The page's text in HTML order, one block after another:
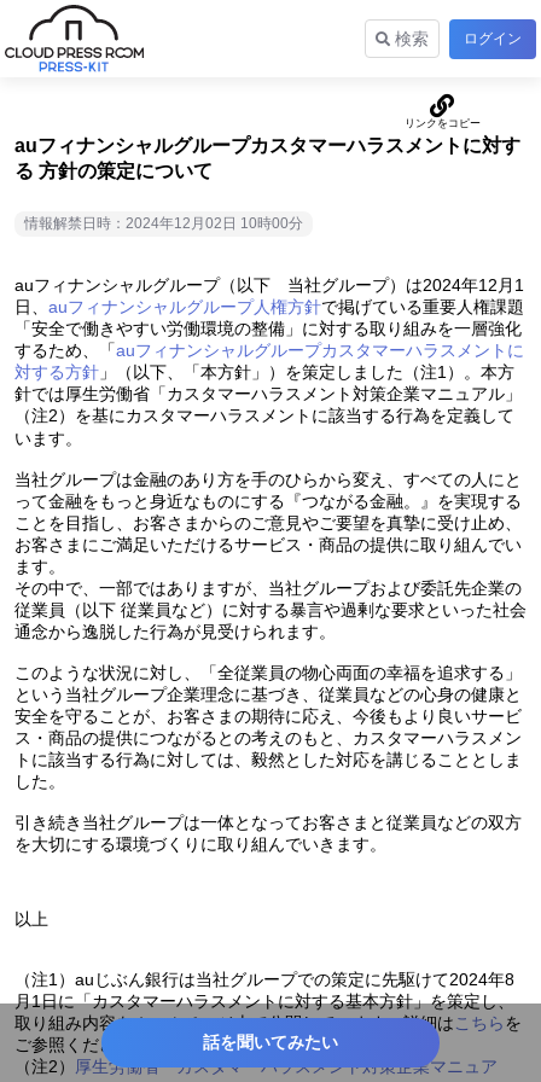
検索 ログイン
auフィナンシャルグループカスタマーハラスメントに対す
る 方針の策定について
情報解禁日時：2024年12月02日 10時00分
auフィナンシャルグループ（以下 当社グループ）は2024年12月1
日、 auフィナンシャルグループ人権方針で掲げている重要人権課題
「安全で働きやすい労働環境の整備」に対する取り組みを一層強化
するため、「auフィナンシャルグループカスタマーハラスメントに
対する方針 」（以下、「本方針」）を策定しました （注1）
。本方
針では厚生労働省「カスタマーハラスメント対策企業マニュアル」
（注2） を基にカスタマーハラスメントに該当する行為を定義して
います。
当社グループは金融のあり方を手のひらから変え、すべての人にと
って金融をもっと身近なものにする『つながる金融。』を実現する
ことを目指し、お客さまからのご意見やご要望を真摯に受け止め、
お客さまにご満足いただけるサービス・商品の提供に取り組んでい
ます。
その中で、一部ではありますが、当社グループおよび委託先企業の
従業員（以下 従業員など）に対する暴言や過剰な要求といった社会
通念から逸脱した行為が見受けられます。
このような状況に対し、「全従業員の物心両面の幸福を追求する」
という当社グループ企業理念に基づき、従業員などの心身の健康と
安全を守ることが、お客さまの期待に応え、今後もより良いサービ
ス・商品の提供につながるとの考えのもと、カスタマーハラスメン
トに該当する行為に対しては、毅然とした対応を講じることとしま
した。
引き続き当社グループは一体となってお客さまと従業員などの双方
を大切にする環境づくりに取り組んでいきます。
以上
（注1）auじぶん銀行は当社グループでの策定に先駆けて2024年8
月1日に「カスタマーハラスメントに対する基本方針」を策定し、
取り組み内容をホームページ上で公開しています。詳細は こちらを
ご参照ください。
（注2）
厚生労働省「カスタマーハラスメント対策企業マニュア
話を聞いてみたい